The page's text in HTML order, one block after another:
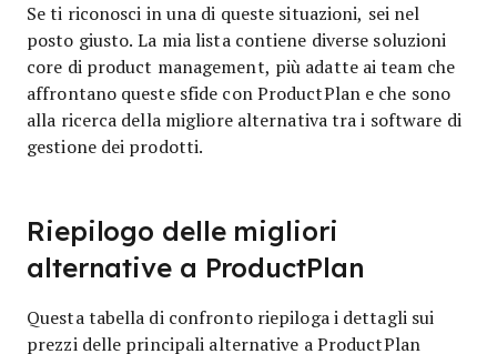
Se ti riconosci in una di queste situazioni, sei nel
posto giusto. La mia lista contiene diverse soluzioni
core di product management, più adatte ai team che
affrontano queste sfide con ProductPlan e che sono
alla ricerca della migliore alternativa tra i software di
gestione dei prodotti.
Riepilogo delle migliori
alternative a ProductPlan
Questa tabella di confronto riepiloga i dettagli sui
prezzi delle principali alternative a ProductPlan